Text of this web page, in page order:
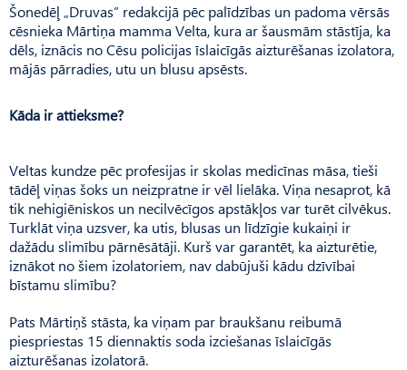
Šonedēļ „Druvas” redakcijā pēc palīdzības un padoma vērsās
cēsnieka Mārtiņa mamma Velta, kura ar šausmām stāstīja, ka
dēls, iznācis no Cēsu policijas īslaicīgās aizturēšanas izolatora,
mājās pārradies, utu un blusu apsēsts.
Kāda ir attieksme?
Veltas kundze pēc profesijas ir skolas medicīnas māsa, tieši
tādēļ viņas šoks un neizpratne ir vēl lielāka. Viņa nesaprot, kā
tik nehigiēniskos un necilvēcīgos apstākļos var turēt cilvēkus.
Turklāt viņa uzsver, ka utis, blusas un līdzīgie kukaiņi ir
dažādu slimību pārnēsātāji. Kurš var garantēt, ka aizturētie,
iznākot no šiem izolatoriem, nav dabūjuši kādu dzīvībai
bīstamu slimību?
Pats Mārtiņš stāsta, ka viņam par braukšanu reibumā
piespriestas 15 diennaktis soda izciešanas īslaicīgās
aizturēšanas izolatorā.